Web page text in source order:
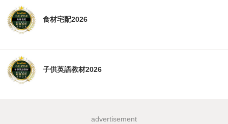
食材宅配2026
子供英語教材2026
advertisement